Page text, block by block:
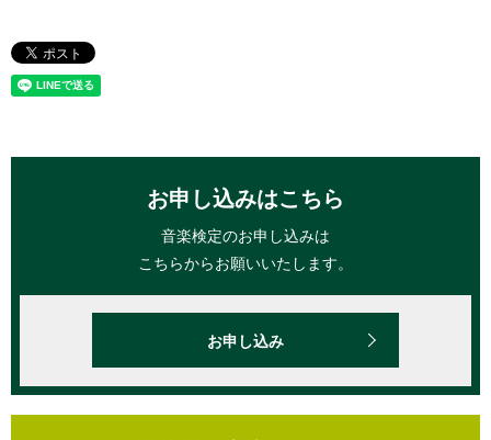
お申し込みはこちら
音楽検定のお申し込みは
こちらからお願いいたします。
お申し込み